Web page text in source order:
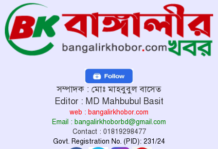
সম্পাদক : মোঃ মাহবুবুল বাসেত
Editor : MD Mahbubul Basit
web : bangalirkhobor.com
Email : bangalirkhoborbd@gmail.com
Contact : 01819298477
Govt. Registration No. (PID): 231/24